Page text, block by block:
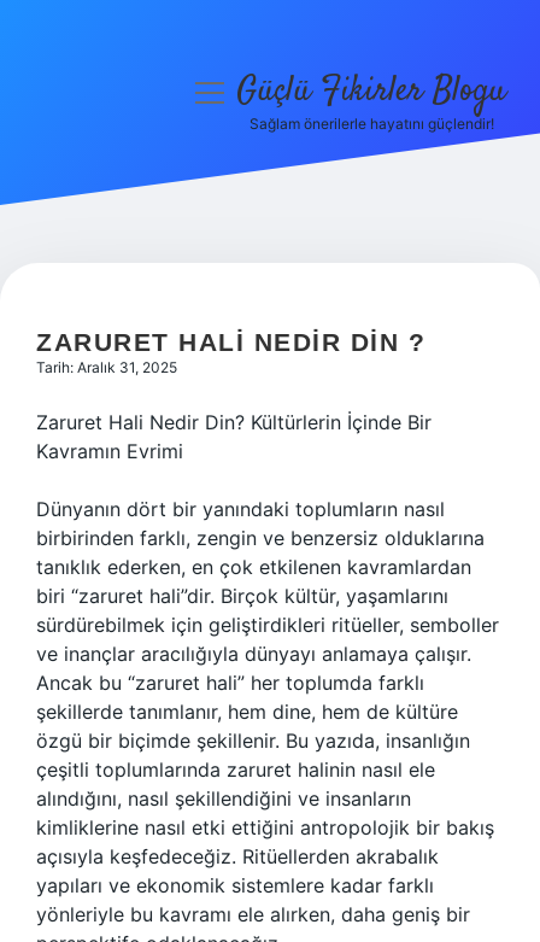
Hakkımızda
menüyüGüçlü Fikirler Blogu
Sağlam önerilerle hayatını güçlendir!
ZARURET HALI NEDIR DIN ?
Tarih: Aralık 31, 2025
Zaruret Hali Nedir Din? Kültürlerin İçinde Bir
Kavramın Evrimi
Dünyanın dört bir yanındaki toplumların nasıl
birbirinden farklı, zengin ve benzersiz olduklarına
tanıklık ederken, en çok etkilenen kavramlardan
biri “zaruret hali”dir. Birçok kültür, yaşamlarını
sürdürebilmek için geliştirdikleri ritüeller, semboller
ve inançlar aracılığıyla dünyayı anlamaya çalışır.
Ancak bu “zaruret hali” her toplumda farklı
şekillerde tanımlanır, hem dine, hem de kültüre
özgü bir biçimde şekillenir. Bu yazıda, insanlığın
çeşitli toplumlarında zaruret halinin nasıl ele
alındığını, nasıl şekillendiğini ve insanların
kimliklerine nasıl etki ettiğini antropolojik bir bakış
açısıyla keşfedeceğiz. Ritüellerden akrabalık
yapıları ve ekonomik sistemlere kadar farklı
yönleriyle bu kavramı ele alırken, daha geniş bir